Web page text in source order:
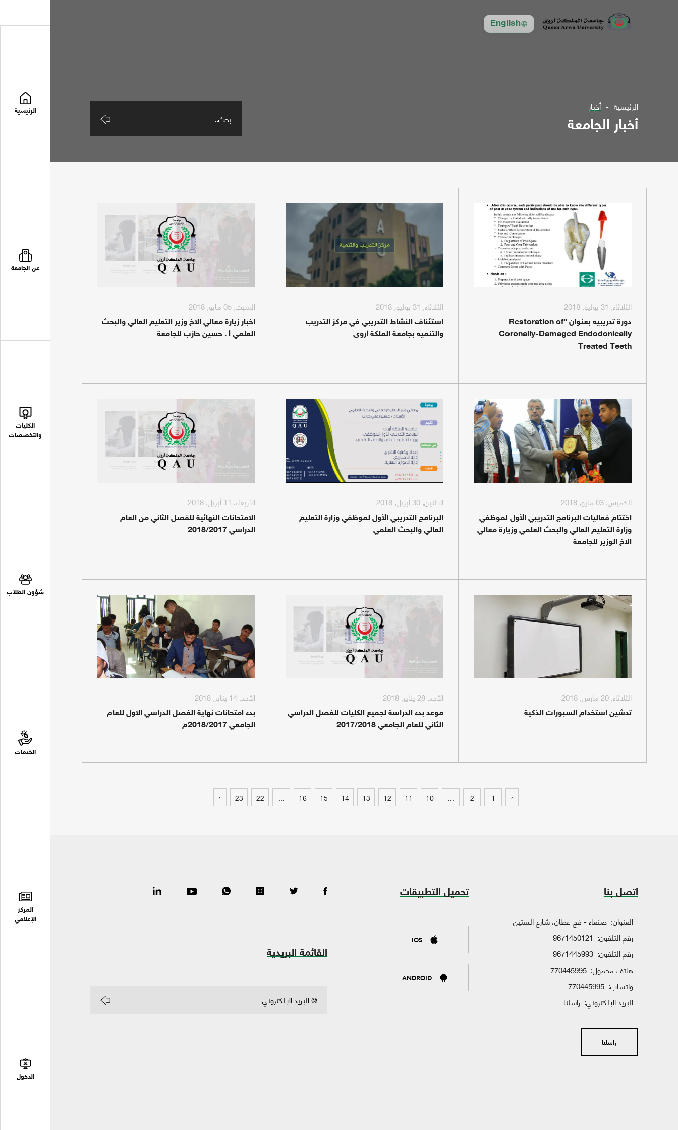
English
الرئيسية
عن الجامعة
الكليات
والتخصصات
شؤون الطلاب
الخدمات
المركز
الإعلامي
الدخول
الرئيسية أخبار
أخبار الجامعة
الثلاثاء, 31 يوليو, 2018
دورة تدريبيه بعنوان "Restoration of
Coronally-Damaged Endodonically
Treated Teeth
الثلاثاء, 31 يوليو, 2018
استئناف النشاط التدريبي في مركز التدريب
والتنميه بجامعة الملكة أروى
السبت, 05 مايو, 2018
اخبار زيارة معالي الاخ وزير التعليم العالي والبحث
العلمي أ . حسين حازب للجامعة
الخميس, 03 مايو, 2018
اختتام فعاليات البرنامج التدريبي الأول لموظفي
وزارة التعليم العالي والبحث العلمي وزيارة معالي
الاخ الوزير للجامعة
الاثنين, 30 أبريل, 2018
البرنامج التدريبي الأول لموظفي وزارة التعليم
العالي والبحث العلمي
الأربعاء, 11 أبريل, 2018
الامتحانات النهائية للفصل الثاني من العام
الدراسي 2018/2017
الثلاثاء, 20 مارس, 2018
تدشين استخدام السبورات الذكية
الأحد, 28 يناير, 2018
موعد بدء الدراسة لجميع الكليات للفصل الدراسي
الثاني للعام الجامعي 2017/2018
الأحد, 14 يناير, 2018
بدء امتحانات نهاية الفصل الدراسي الاول للعام
الجامعي 2018/2017م
‹
1
2
...
10
11
12
13
14
15
16
...
22
23
›
اتصل بنا
العنوان: صنعاء - فج عطان، شارع الستين
رقم التلفون: 9671450121
رقم التلفون: 9671445993
هاتف محمول: 770445995
واتساب: 770445995
البريد الإلكتروني: راسلنا
راسلنا
تحميل التطبيقات
IOS
ANDROID
القائمة البريدية